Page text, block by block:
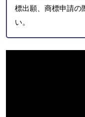
標出願、商標申請の
い。